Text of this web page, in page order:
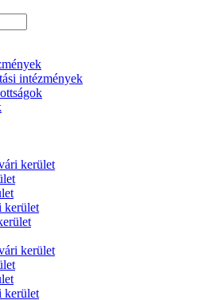
intézmények
kerület
kerület
kerület
kerület